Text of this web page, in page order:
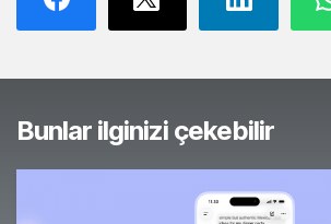
Bunlar ilginizi çekebilir